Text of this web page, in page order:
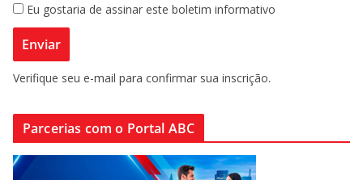
Eu gostaria de assinar este boletim informativo
Verifique seu e-mail para confirmar sua inscrição.
Parcerias com o Portal ABC